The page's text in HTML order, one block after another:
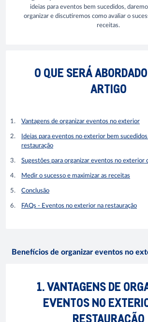
ideias para eventos bem sucedidos,
organizar e discutiremos como avaliar o
receitas.
O QUE SERÁ
ARTIGO
Vantagens de organizar eventos no exterior
Ideias para eventos no exterior bem
restauração
Sugestões para organizar eventos no exterior
Medir o sucesso e maximizar as receitas
Conclusão
FAQs - Eventos no exterior na restauração
Benefícios de organizar eventos no
1. VANTAGENS DE
EVENTOS NO
RESTAURAÇÃO